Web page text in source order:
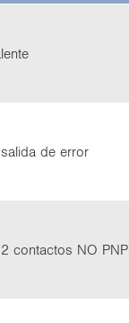
de error
con­tac­tos NO PNP